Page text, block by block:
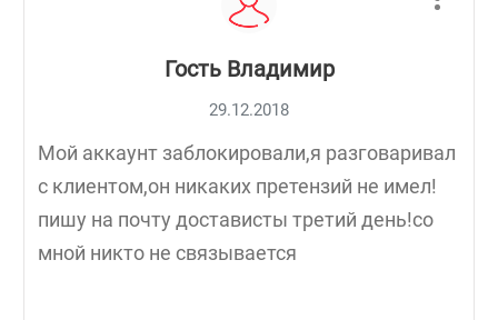
Гость Владимир
29.12.2018
Мой аккаунт заблокировали,я разговаривал
с клиентом,он никаких претензий не имел!
пишу на почту достависты третий день!со
мной никто не связывается